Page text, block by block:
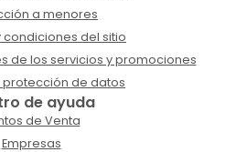
a menores
condiciones del sitio
de los servicios y promociones
protección de datos
de ayuda
de Venta
Empresas